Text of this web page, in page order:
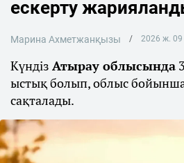
ескерту
Марина Ахметжанқызы 2026 ж. 09
Күндіз Атырау облысында
ыстық болып, облыс
сақталады.